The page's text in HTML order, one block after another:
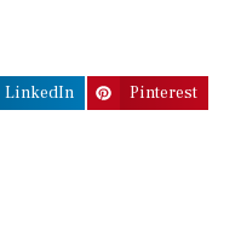
LinkedIn
Pinterest